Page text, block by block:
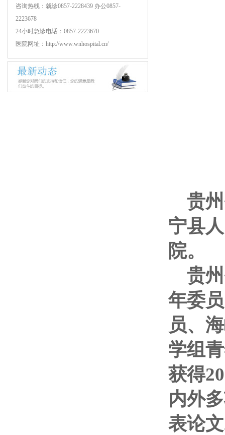
贵
宁县
院。
贵
年委
员、
学组
获得
内外
表论
咨询热线：就诊0857-2228439 办公0857-
2223678
24小时急诊电话：0857-2223670
医院网址：http://www.wnhospital.cn/